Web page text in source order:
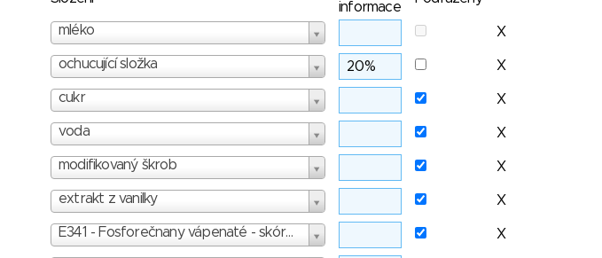
informace
mléko X
ochucující složka X
cukr X
voda X
modifikovaný škrob X
extrakt z vanilky X
E341 - Fosforečnany vápenaté - skóre: 2 X